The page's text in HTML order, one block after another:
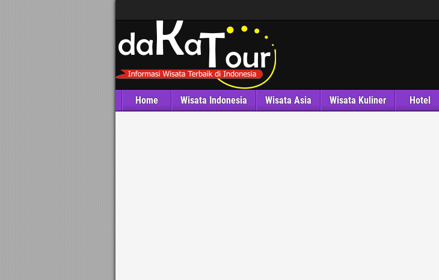
Home Wisata Indonesia Wisata Asia Wisata Kuliner Hotel